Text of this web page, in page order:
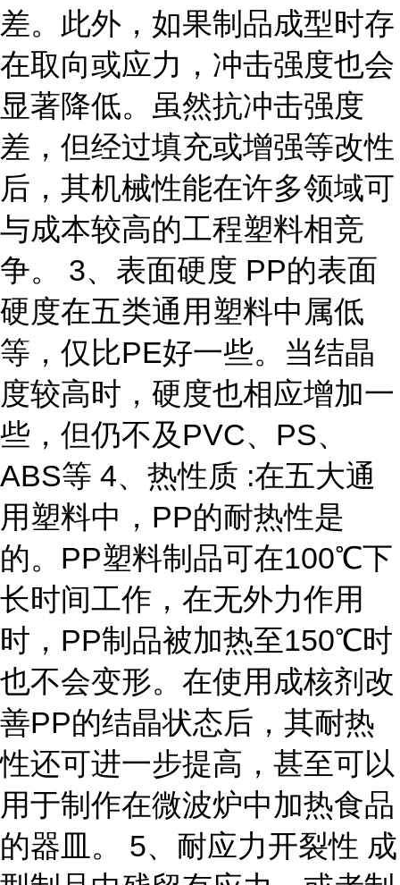
差。此外，如果制品成型时存
在取向或应力，冲击强度也会
显著降低。虽然抗冲击强度
差，但经过填充或增强等改性
后，其机械性能在许多领域可
与成本较高的工程塑料相竞
争。 3、表面硬度 PP的表面
硬度在五类通用塑料中属低
等，仅比PE好一些。当结晶
度较高时，硬度也相应增加一
些，但仍不及PVC、PS、
ABS等 4、热性质 :在五大通
用塑料中，PP的耐热性是
的。PP塑料制品可在100℃下
长时间工作，在无外力作用
时，PP制品被加热至150℃时
也不会变形。在使用成核剂改
善PP的结晶状态后，其耐热
性还可进一步提高，甚至可以
用于制作在微波炉中加热食品
的器皿。 5、耐应力开裂性 成